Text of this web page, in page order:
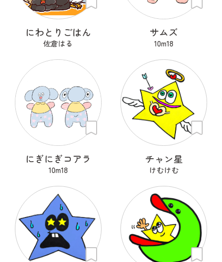
にわとりごはん
佐倉はる
サムズ
10m18
にぎにぎコアラ
10m18
チャン星
けむけむ